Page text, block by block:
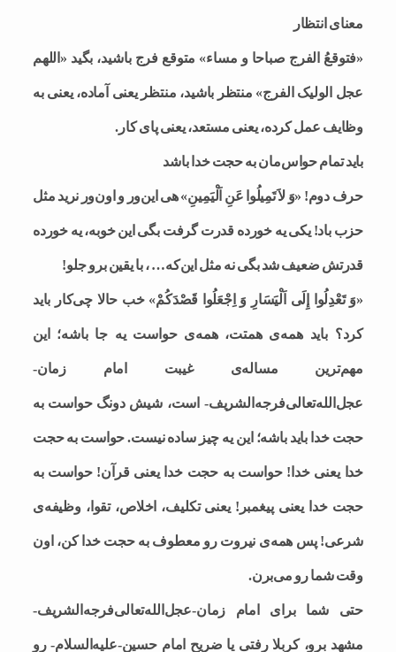
معنای انتظار
«فتوقعُ الفرج صباحا و مساء» متوقع فرج باشید، بگید «اللهم
عجل الولیک الفرج» منتظر باشید، منتظر یعنی آماده، یعنی به
وظایف عمل کرده، یعنی مستعد، یعنی پای کار.
باید تمام حواس‌مان به حجت خدا باشد
حرف دوم! «وَ لاَ تَمِيلُوا عَنِ اَلْيَمِينِ» هی این‌ور و اون‌ور نرید مثل
حزب باد! یکی یه خورده قدرت گرفت بگی این خوبه، یه خورده
قدرتش ضعیف شد بگی نه مثل این‌که… ، با یقین برو جلو‌!
«وَ تَعْدِلُوا إِلَى اَلْيَسَارِ وَ اِجْعَلُوا قَصْدَكُمْ» خب حالا چی‌کار باید
کرد؟ باید همه‌ی همتت، همه‌ی حواست یه جا باشه؛ این
مهم‌ترین مساله‌ی غیبت امام زمان-
عجل‌الله‌تعالی‌فرجه‌الشریف- است، شیش دونگ حواست به
حجت خدا باید باشه؛ این یه چیز ساده نیست. حواست به حجت
خدا یعنی خدا! حواست به حجت خدا یعنی قرآن! حواست به
حجت خدا یعنی پیغمبر! یعنی تکلیف، اخلاص، تقوا، وظیفه‌ی
شرعی! پس همه‌ی نیروت رو معطوف به حجت خدا کن، اون
وقت شما رو می‌برن.
حتی شما برای امام زمان-عجل‌الله‌تعالی‌فرجه‌الشریف-
مشهد برو، کربلا رفتی یا ضریح امام حسین-علیه‌السلام- رو